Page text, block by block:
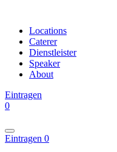
Locations
Caterer
Dienstleister
Speaker
About
Eintragen
0
Eintragen 0